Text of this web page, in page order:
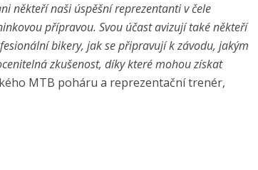
někteří naši úspěšní reprezentanti v čele
přípravou. Svou účast avizují také někteří
bikery, jak se připravují k závodu, jakým
zkušenost, díky které mohou získat
MTB poháru a reprezentační trenér,